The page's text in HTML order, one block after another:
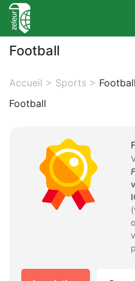
Football
Accueil > Sports > Football
Football